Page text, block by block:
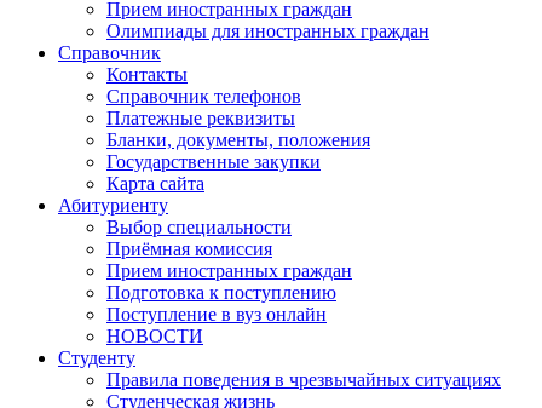
Прием иностранных граждан
Олимпиады для иностранных граждан
Справочник
Контакты
Справочник телефонов
Платежные реквизиты
Бланки, документы, положения
Государственные закупки
Карта сайта
Абитуриенту
Выбор специальности
Приёмная комиссия
Прием иностранных граждан
Подготовка к поступлению
Поступление в вуз онлайн
НОВОСТИ
Студенту
Правила поведения в чрезвычайных ситуациях
Студенческая жизнь